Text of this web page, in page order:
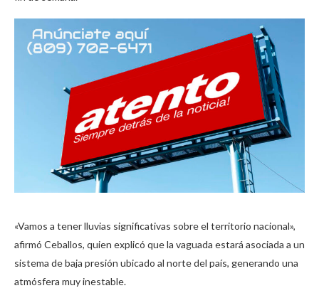
«Vamos a tener lluvias significativas sobre el territorio nacional»,
afirmó Ceballos, quien explicó que la vaguada estará asociada a un
sistema de baja presión ubicado al norte del país, generando una
atmósfera muy inestable.